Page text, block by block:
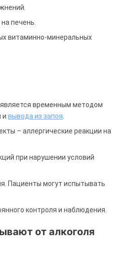
печень.
витаминно-минеральных
является временным методом
и вывода из запоя
– аллергические реакции на
при нарушении условий
Пациенты могут испытывать
контроля и наблюдения.
от алкоголя